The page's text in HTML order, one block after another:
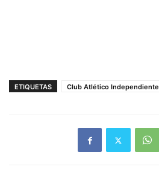
ETIQUETAS Club Atlético Independiente